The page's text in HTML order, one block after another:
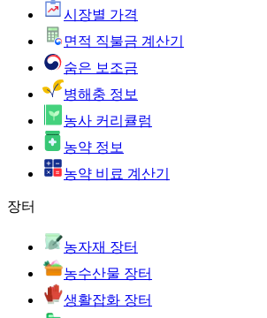
시장별 가격
면적 직불금 계산기
숨은 보조금
병해충 정보
농사 커리큘럼
농약 정보
농약 비료 계산기
장터
농자재 장터
농수산물 장터
생활잡화 장터